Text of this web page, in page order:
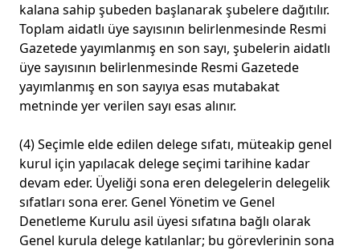
kalana sahip şubeden başlanarak şubelere dağıtılır.
Toplam aidatlı üye sayısının belirlenmesinde Resmi
Gazetede yayımlanmış en son sayı, şubelerin aidatlı
üye sayısının belirlenmesinde Resmi Gazetede
yayımlanmış en son sayıya esas mutabakat
metninde yer verilen sayı esas alınır.
(4) Seçimle elde edilen delege sıfatı, müteakip genel
kurul için yapılacak delege seçimi tarihine kadar
devam eder. Üyeliği sona eren delegelerin delegelik
sıfatları sona erer. Genel Yönetim ve Genel
Denetleme Kurulu asil üyesi sıfatına bağlı olarak
Genel kurula delege katılanlar; bu görevlerinin sona